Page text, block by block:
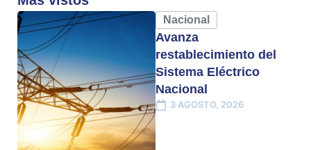
Nacional
Avanza
restablecimiento del
Sistema Eléctrico
Nacional
3 AGOSTO, 2026